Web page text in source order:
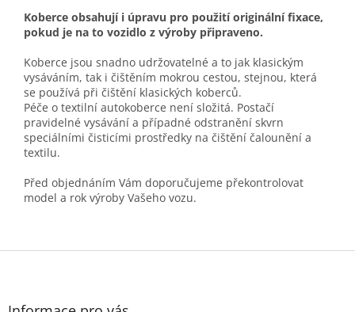
Koberce obsahují i úpravu pro použití originální fixace,
pokud je na to vozidlo z výroby připraveno.
Koberce jsou snadno udržovatelné a to jak klasickým
vysáváním, tak i čištěním mokrou cestou, stejnou, která
se používá při čištění klasických koberců.
Péče o textilní autokoberce není složitá. Postačí
pravidelné vysávání a případné odstranění skvrn
speciálními čisticími prostředky na čištění čalounění a
textilu.
Před objednáním Vám doporučujeme překontrolovat
model a rok výroby Vašeho vozu.
Z